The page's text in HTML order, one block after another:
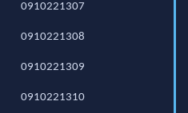
0910221307
0910221308
0910221309
0910221310